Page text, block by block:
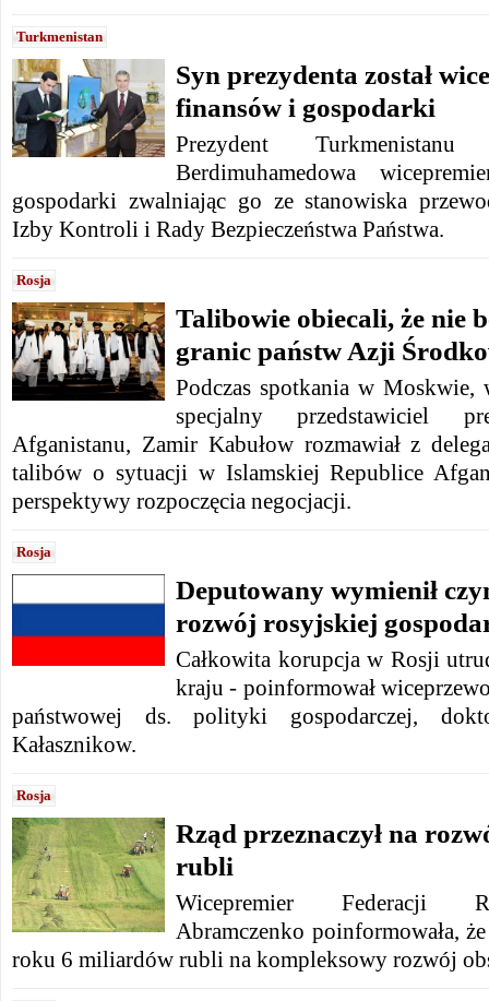
Turkmenistan
Syn prezydenta został
finansów i gospodarki
Prezydent Turkmenistanu
Berdimuhamedowa
gospodarki zwalniając go ze stanowiska
Izby Kontroli i Rady Bezpieczeństwa Państwa.
Rosja
Talibowie obiecali, że nie
granic państw Azji
Podczas spotkania w
specjalny przedstawiciel
Afganistanu, Zamir Kabułow rozmawiał z
talibów o sytuacji w Islamskiej Republice
perspektywy rozpoczęcia negocjacji.
Rosja
Deputowany wymienił
rozwój rosyjskiej
Całkowita korupcja w Rosji
kraju - poinformował
państwowej ds. polityki gospodarczej,
Kałasznikow.
Rosja
Rząd przeznaczył na
rubli
Wicepremier Federacji
Abramczenko poinformowała,
roku 6 miliardów rubli na kompleksowy rozwój